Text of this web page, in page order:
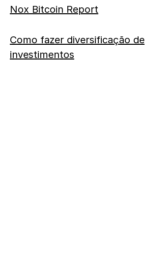
Nox Bitcoin Report
Como fazer diversificação de
investimentos